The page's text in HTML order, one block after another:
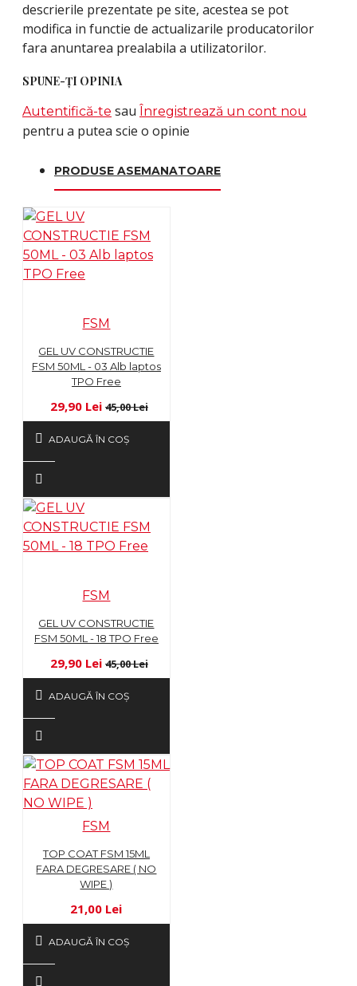
descrierile prezentate pe site, acestea se pot
modifica in functie de actualizarile producatorilor
fara anuntarea prealabila a utilizatorilor.
SPUNE-ŢI OPINIA
Autentifică-te sau Înregistrează un cont nou
pentru a putea scie o opinie
PRODUSE ASEMANATOARE
FSM
GEL UV CONSTRUCTIE
FSM 50ML - 03 Alb laptos
TPO Free
29,90 Lei 45,00 Lei
ADAUGĂ ÎN COŞ
FSM
GEL UV CONSTRUCTIE
FSM 50ML - 18 TPO Free
29,90 Lei 45,00 Lei
ADAUGĂ ÎN COŞ
FSM
TOP COAT FSM 15ML
FARA DEGRESARE ( NO
WIPE )
21,00 Lei
ADAUGĂ ÎN COŞ